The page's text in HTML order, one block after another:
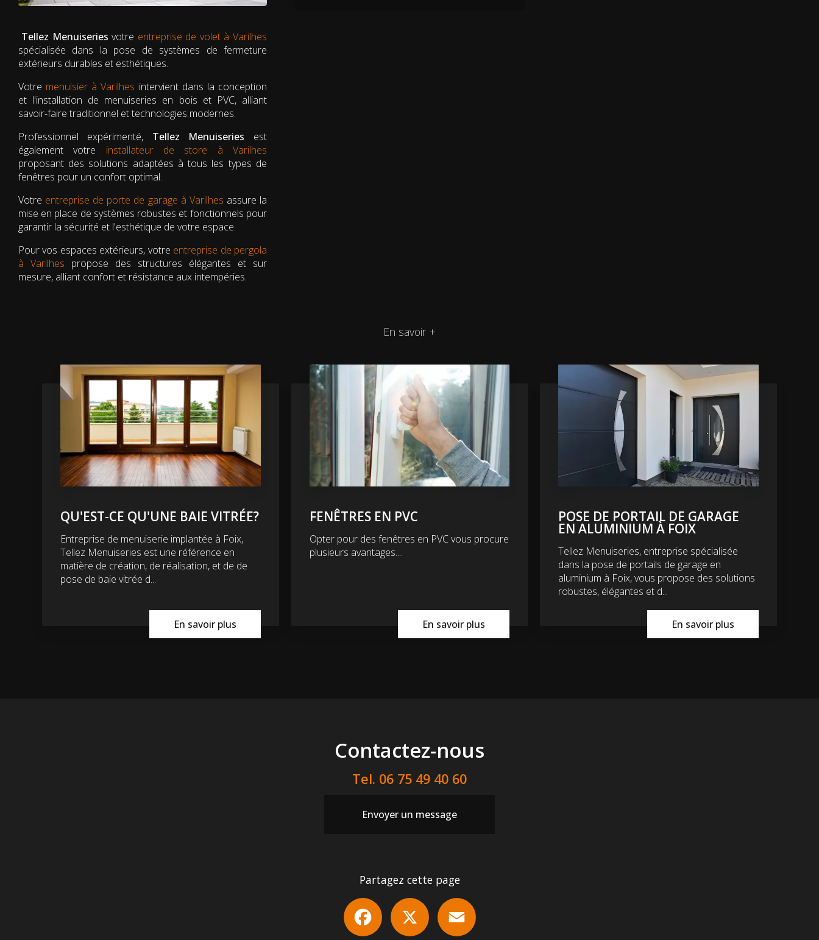
Tellez Menuiseries votre entreprise de volet à Varilhes
spécialisée dans la pose de systèmes de fermeture
extérieurs durables et esthétiques.
Votre menuisier à Varilhes intervient dans la conception
et l'installation de menuiseries en bois et PVC, alliant
savoir-faire traditionnel et technologies modernes.
Professionnel expérimenté, Tellez Menuiseries est
également votre installateur de store à Varilhes
proposant des solutions adaptées à tous les types de
fenêtres pour un confort optimal.
Votre entreprise de porte de garage à Varilhes assure la
mise en place de systèmes robustes et fonctionnels pour
garantir la sécurité et l'esthétique de votre espace.
Pour vos espaces extérieurs, votre entreprise de pergola
à Varilhes propose des structures élégantes et sur
mesure, alliant confort et résistance aux intempéries.
En savoir +
QU'EST-CE QU'UNE BAIE VITRÉE?
Entreprise de menuiserie implantée à Foix,
Tellez Menuiseries est une référence en
matière de création, de réalisation, et de de
pose de baie vitrée d...
En savoir plus
FENÊTRES EN PVC
Opter pour des fenêtres en PVC vous procure
plusieurs avantages....
En savoir plus
POSE DE PORTAIL DE GARAGE
EN ALUMINIUM À FOIX
Tellez Menuiseries, entreprise spécialisée
dans la pose de portails de garage en
aluminium à Foix, vous propose des solutions
robustes, élégantes et d...
En savoir plus
Contactez-nous
Tel. 06 75 49 40 60
Envoyer un message
Partagez cette page
Facebook